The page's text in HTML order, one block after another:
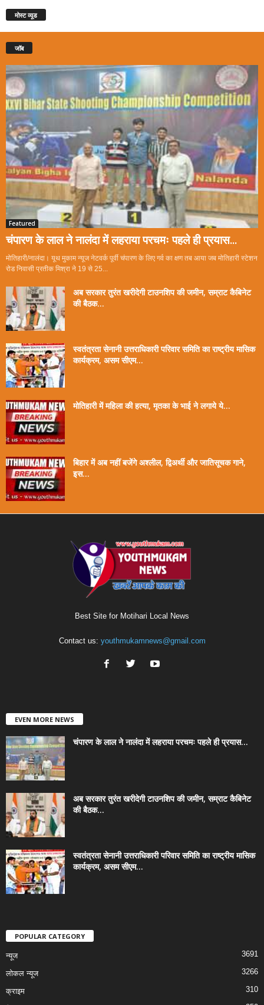
मोस्ट व्यूड
जॉब
Featured
चंपारण के लाल ने नालंदा में लहराया परचमः पहले ही प्रयास...
मोतिहारी/नालंदा। यूथ मुकाम न्यूज नेटवर्क पूर्वी चंपारण के लिए गर्व का क्षण तब आया जब मोतिहारी स्टेशन
रोड निवासी प्रतीक मिश्रा ने 19 से 25...
अब सरकार तुरंत खरीदेगी टाउनशिप की जमीन, सम्राट कैबिनेट
की बैठक...
स्वतंत्रता सेनानी उत्तराधिकारी परिवार समिति का राष्ट्रीय मासिक
कार्यक्रम, असम सीएम...
मोतिहारी में महिला की हत्या, मृतका के भाई ने लगाये ये...
बिहार में अब नहीं बजेंगे अश्लील, द्विअर्थी और जातिसूचक गाने,
इस...
Best Site for Motihari Local News
Contact us: youthmukamnews@gmail.com
EVEN MORE NEWS
चंपारण के लाल ने नालंदा में लहराया परचमः पहले ही प्रयास...
अब सरकार तुरंत खरीदेगी टाउनशिप की जमीन, सम्राट कैबिनेट
की बैठक...
स्वतंत्रता सेनानी उत्तराधिकारी परिवार समिति का राष्ट्रीय मासिक
कार्यक्रम, असम सीएम...
POPULAR CATEGORY
न्यूज 3691
लोकल न्यूज 3266
क्राइम 310